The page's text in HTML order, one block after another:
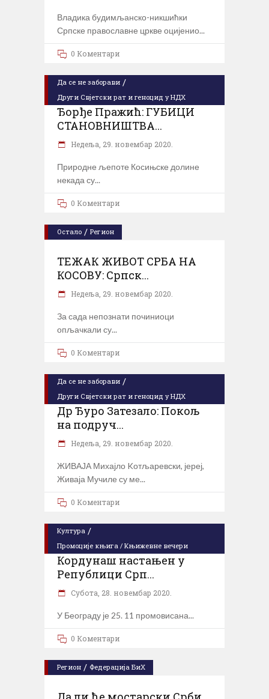
Владика будимљанско-никшићки
Српске православне цркве оцијенио
0 Коментари
Да се не заборави /
Други Свјетски рат и геноцид у НДХ
Ђорђе Пражић: ГУБИЦИ
СТАНОВНИШТВА...
Недеља, 29. новембар 2020.
Природне љепоте Косињске долине
некада су
0 Коментари
Остало / Регион
ТЕЖАК ЖИВОТ СРБА НА
КОСОВУ: Српск...
Недеља, 29. новембар 2020.
За сада непознати починиоци
опљачкали су
0 Коментари
Да се не заборави /
Други Свјетски рат и геноцид у НДХ
Др Ђуро Затезало: Покољ
на подруч...
Недеља, 29. новембар 2020.
ЖИВАЈА Михајло Kотљаревски, јереј,
Живаја Мучиле су ме
0 Коментари
Култура /
Промоције књига / Књижевне вечери
Кордунаш настањен у
Републици Срп...
Субота, 28. новембар 2020.
У Београду је 25. 11 промовисана
0 Коментари
Регион / Федерација БиХ